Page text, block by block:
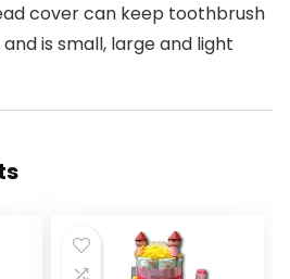
cover can keep toothbrush
is small, large and light